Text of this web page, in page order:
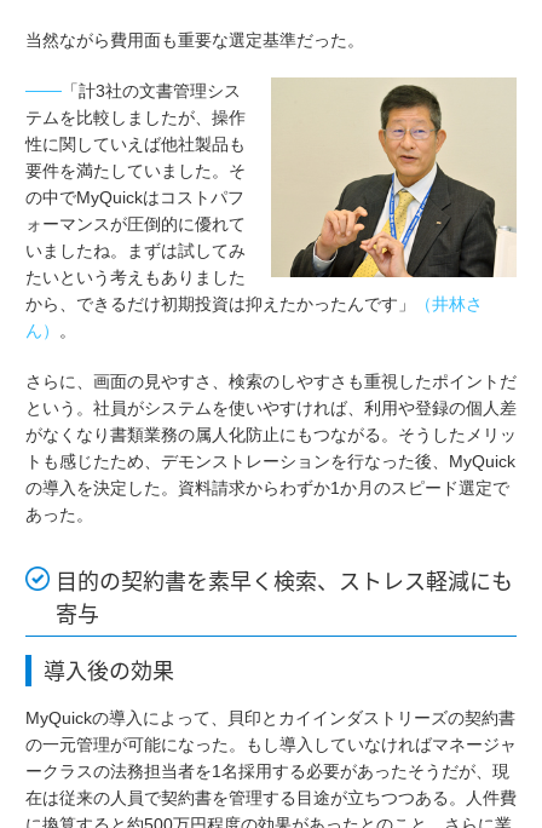
当然ながら費用面も重要な選定基準だった。
─── 「計3社の文書管理シス
テムを比較しましたが、操作
性に関していえば他社製品も
要件を満たしていました。そ
の中でMyQuickはコストパフ
ォーマンスが圧倒的に優れて
いましたね。まずは試してみ
たいという考えもありました
から、できるだけ初期投資は抑えたかったんです」
（井林さ
ん）
。
さらに、画面の見やすさ、検索のしやすさも重視したポイントだ
という。社員がシステムを使いやすければ、利用や登録の個人差
がなくなり書類業務の属人化防止にもつながる。そうしたメリッ
トも感じたため、デモンストレーションを行なった後、MyQuick
の導入を決定した。資料請求からわずか1か月のスピード選定で
あった。
目的の契約書を素早く検索、ストレス軽減にも
寄与
導入後の効果
MyQuickの導入によって、貝印とカイインダストリーズの契約書
の一元管理が可能になった。もし導入していなければマネージャ
ークラスの法務担当者を1名採用する必要があったそうだが、現
在は従来の人員で契約書を管理する目途が立ちつつある。人件費